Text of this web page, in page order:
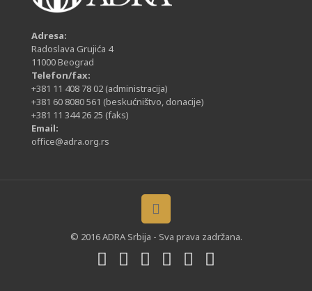
Adresa:
Radoslava Grujića 4
11000 Beograd
Telefon/fax:
+381 11 408 78 02 (administracija)
+381 60 8080 561 (beskućništvo, donacije)
+381 11 344 26 25 (faks)
Email:
office@adra.org.rs
© 2016 ADRA Srbija - Sva prava zadržana.